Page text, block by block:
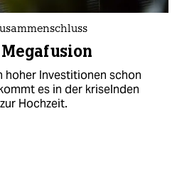
hoher Investitionen schon
es in der kriselnden
Hochzeit.